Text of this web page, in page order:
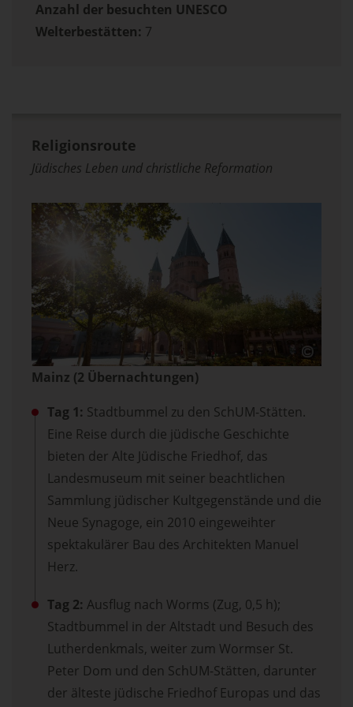
Anzahl der besuchten UNESCO
Welterbestätten: 7
Religionsroute
Jüdisches Leben und christliche Reformation
Mainz (2 Übernachtungen)
Tag 1: Stadtbummel zu den SchUM-Stätten.
Eine Reise durch die jüdische Geschichte
bieten der Alte Jüdische Friedhof, das
Landesmuseum mit seiner beachtlichen
Sammlung jüdischer Kultgegenstände und die
Neue Synagoge, ein 2010 eingeweihter
spektakulärer Bau des Architekten Manuel
Herz.
Tag 2: Ausflug nach Worms (Zug, 0,5 h);
Stadtbummel in der Altstadt und Besuch des
Lutherdenkmals, weiter zum Wormser St.
Peter Dom und den SchUM-Stätten, darunter
der älteste jüdische Friedhof Europas und das